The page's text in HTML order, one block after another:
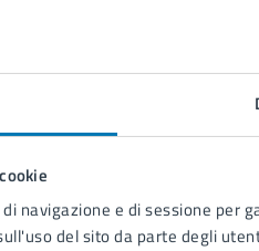
navigazione e di sessione
del sito da parte degli
il comune